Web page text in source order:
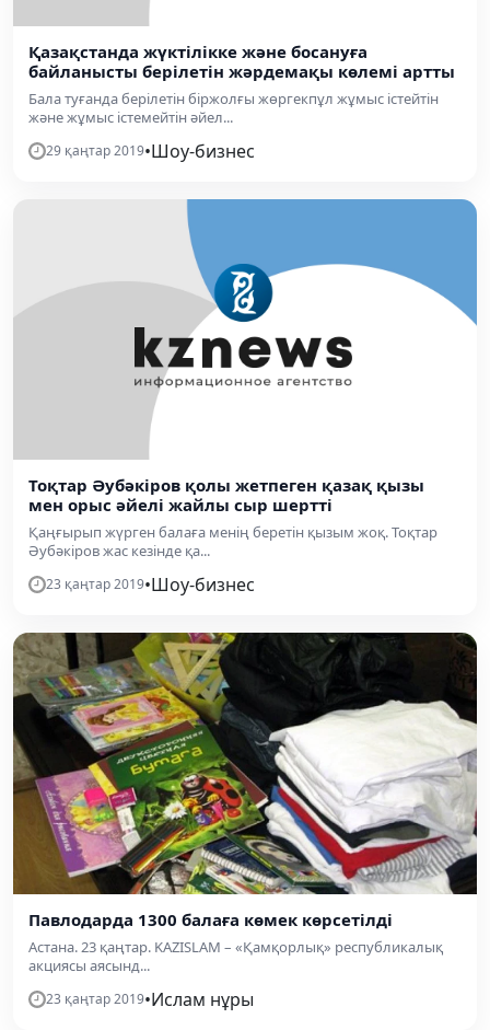
Қазақстанда жүктілікке және босануға
байланысты берілетін жәрдемақы көлемі артты
Бала туғанда берілетін біржолғы жөргекпұл жұмыс істейтін
және жұмыс істемейтін әйел...
29 қаңтар 2019•Шоу-бизнес
Тоқтар Әубәкіров қолы жетпеген қазақ қызы
мен орыс әйелі жайлы сыр шертті
Қаңғырып жүрген балаға менің беретін қызым жоқ. Тоқтар
Әубәкіров жас кезінде қа...
23 қаңтар 2019•Шоу-бизнес
Павлодарда 1300 балаға көмек көрсетілді
Астана. 23 қаңтар. KAZISLAM – «Қамқорлық» республикалық
акциясы аясынд...
23 қаңтар 2019•Ислам нұры